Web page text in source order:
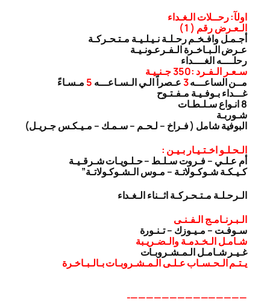
اولآ: رحــلات الـغـداء
الـعـرض رقم ( 1 )
أجـمـل وافـخـم رحـلـة نـيـلـيـة مـتـحـركـة
عـرض الـبـاخـرة الـفـرعـونـيـة
رحلــــه الغــــداء
سـعـر الـفـرد :350 جـنـيـة
مــن الساعـــه3عـصراً الـي الـسـاعـــه 5 مـسـاءً
غـــداء بـوفـيـة مـفـتـوح
8 انـواع سـلـطـات
شـوربـة
البوفية شامل ( فـراخ – لـحـم – سـمـك – مـيـكـس جـريـل)
الـحـلـو اخـتـيـار بـيـن :
أم عـلـي – فـروت سـلـط – حـلـويـات شـرقـيـة
كـيـكـة شـوكـولاتـة – مـوس الـشـوكـولاتـة”
الـرحـلـة مـتـحـركـة اثــناء الـغـداء
الـبـرنـامـج الـفـنـى
سـوفـت – مـيـوزك – تـنـورة
شـامـل الـخـدمـة والـضـريـبة
غـيـر شـامـل الـمـشـروبـات
يـتـم الـحـسـاب عـلـى الـمـشـروبـات بـالـبـاخـرة
———————————————-